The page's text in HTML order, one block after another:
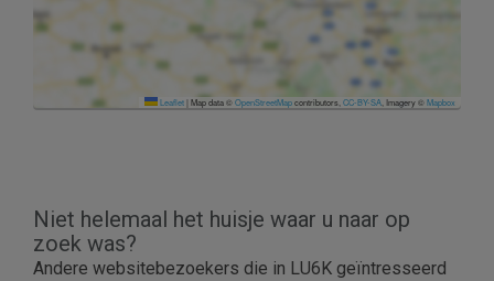
Leaflet|Map data ©OpenStreetMapcontributors,CC-BY-SA, Imagery ©Mapbox
Niet helemaal het huisje waar u naar op
zoek was?
Andere websitebezoekers die in LU6K geïntresseerd